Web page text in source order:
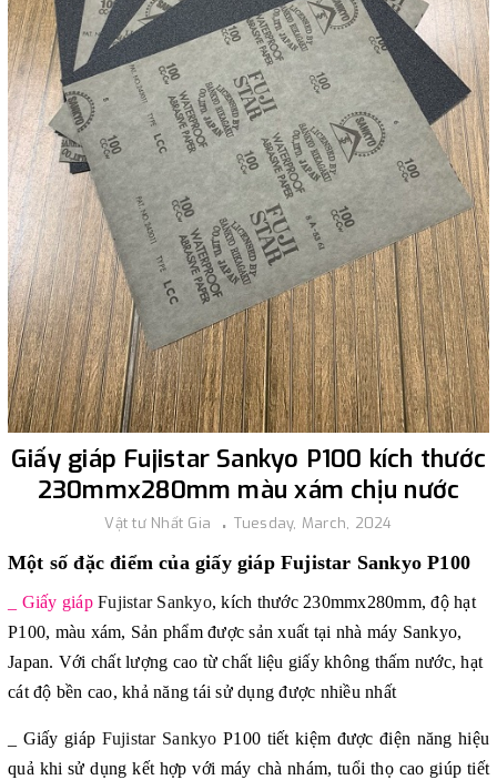
Giấy giáp Fujistar Sankyo P100 kích thước
230mmx280mm màu xám chịu nước
Vật tư Nhất Gia Tuesday, March, 2024
Một số đặc điểm của giấy giáp Fujistar Sankyo P100
_ Giấy giáp Fujistar Sankyo, kích thước 230mmx280mm, độ hạt
P100, màu xám, Sản phẩm được sản xuất tại nhà máy Sankyo,
Japan. Với chất lượng cao từ chất liệu giấy không thấm nước, hạt
cát độ bền cao, khả năng tái sử dụng được nhiều nhất
_ Giấy giáp Fujistar Sankyo P100 tiết kiệm được điện năng hiệu
quả khi sử dụng kết hợp với máy chà nhám, tuổi thọ cao giúp tiết